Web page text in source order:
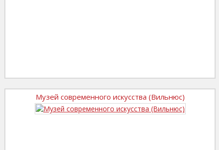
Музей современного искусства (Вильнюс)